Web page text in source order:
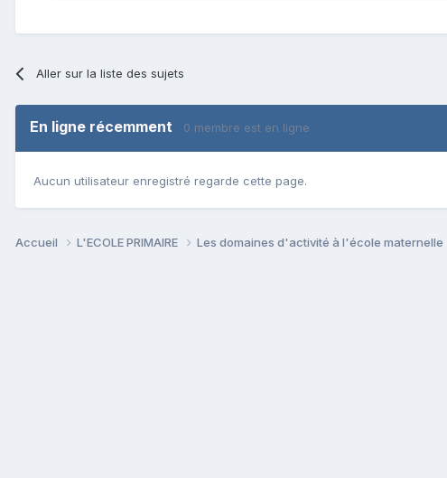
Aller sur la liste des sujets
En ligne récemment 0 membre est en ligne
Aucun utilisateur enregistré regarde cette page.
Accueil L'ECOLE PRIMAIRE Les domaines d'activité à l'école maternelle